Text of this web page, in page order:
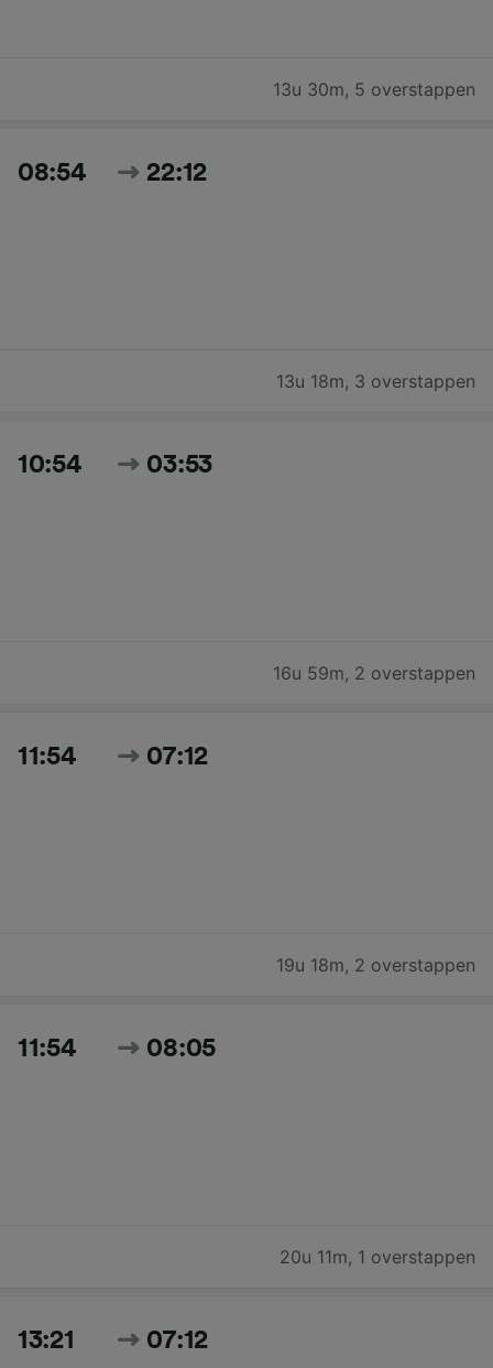
13u 30m, 5 overstappen
08:54 22:12
13u 18m, 3 overstappen
10:54 03:53
16u 59m, 2 overstappen
11:54 07:12
19u 18m, 2 overstappen
11:54 08:05
20u 11m, 1 overstappen
13:21 07:12